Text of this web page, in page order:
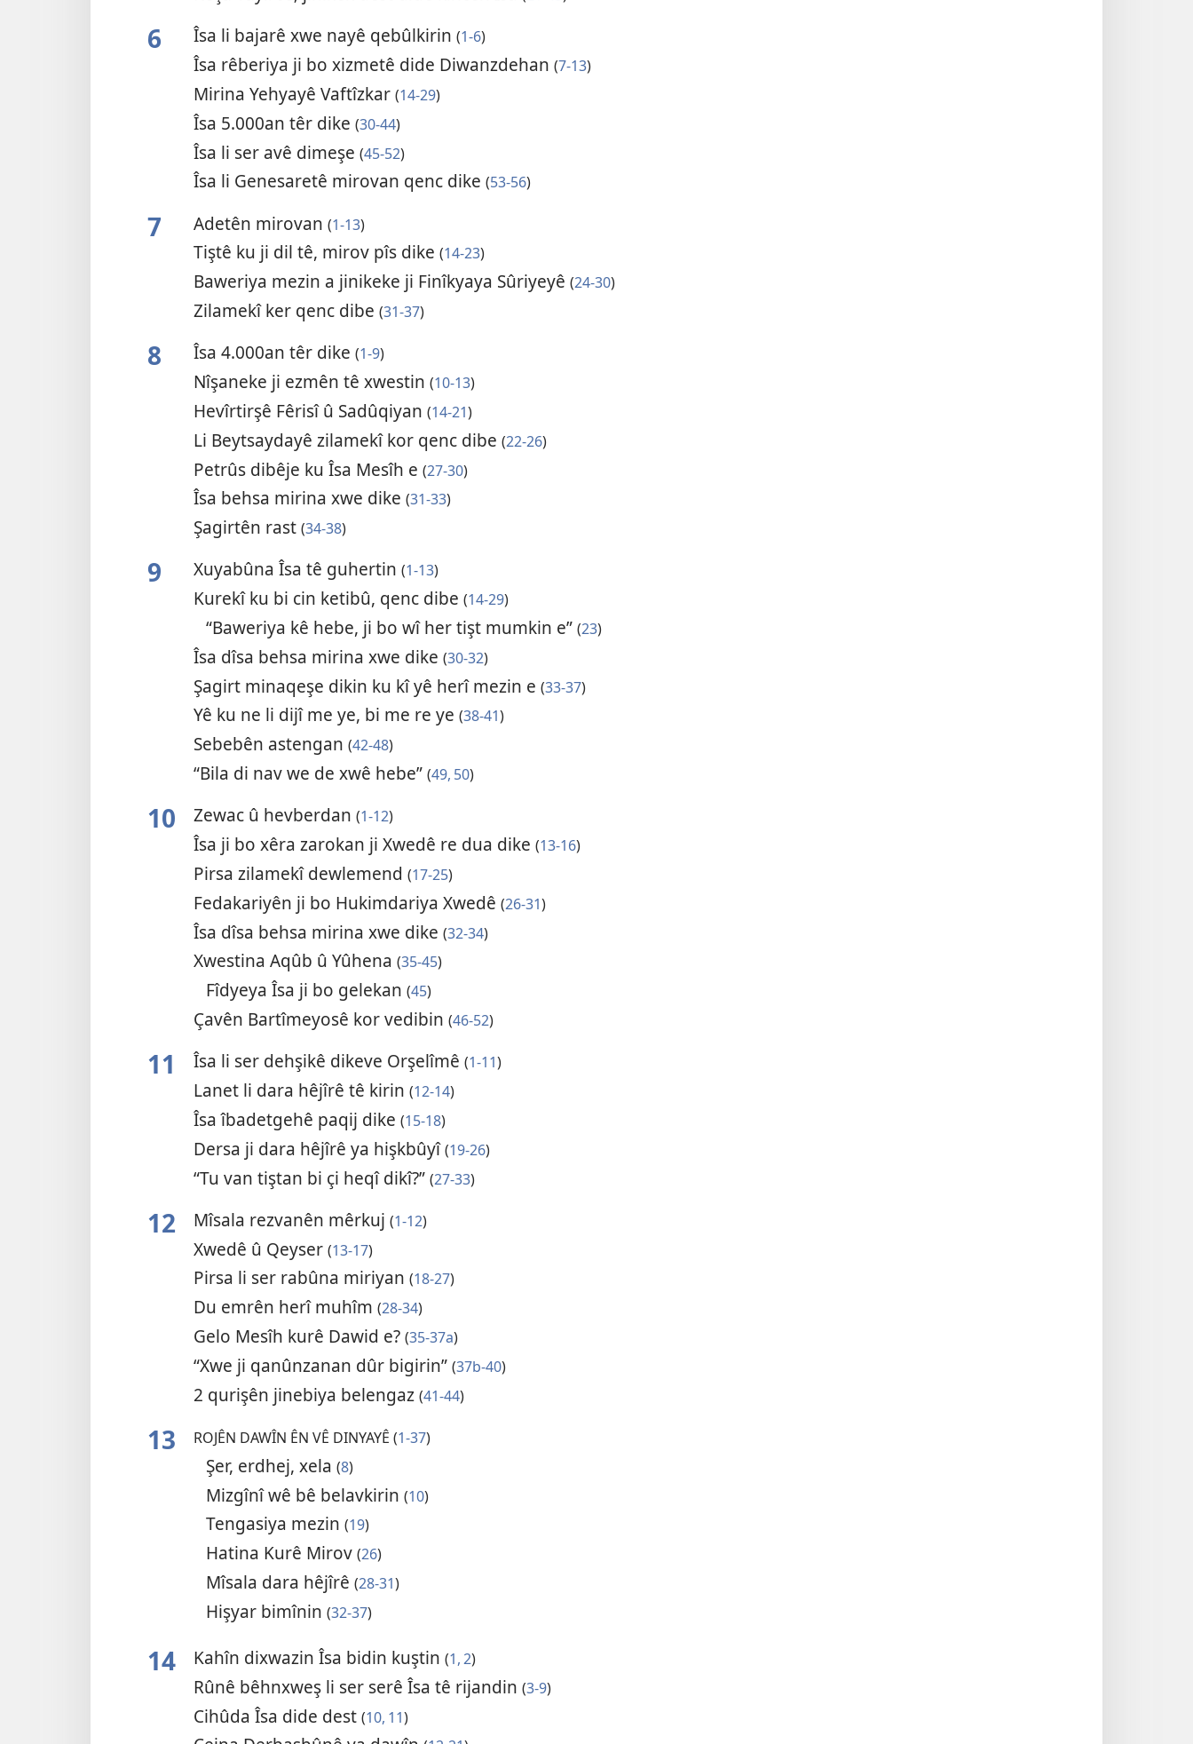
6 Îsa li bajarê xwe nayê qebûlkirin (1-6)
Îsa rêberiya ji bo xizmetê dide Diwanzdehan (7-13)
Mirina Yehyayê Vaftîzkar (14-29)
Îsa 5.000an têr dike (30-44)
Îsa li ser avê dimeşe (45-52)
Îsa li Genesaretê mirovan qenc dike (53-56)
7 Adetên mirovan (1-13)
Tiştê ku ji dil tê, mirov pîs dike (14-23)
Baweriya mezin a jinikeke ji Finîkyaya Sûriyeyê (24-30)
Zilamekî ker qenc dibe (31-37)
8 Îsa 4.000an têr dike (1-9)
Nîşaneke ji ezmên tê xwestin (10-13)
Hevîrtirşê Fêrisî û Sadûqiyan (14-21)
Li Beytsaydayê zilamekî kor qenc dibe (22-26)
Petrûs dibêje ku Îsa Mesîh e (27-30)
Îsa behsa mirina xwe dike (31-33)
Şagirtên rast (34-38)
9 Xuyabûna Îsa tê guhertin (1-13)
Kurekî ku bi cin ketibû, qenc dibe (14-29)
“Baweriya kê hebe, ji bo wî her tişt mumkin e”(23)
Îsa dîsa behsa mirina xwe dike (30-32)
Şagirt minaqeşe dikin ku kî yê herî mezin e (33-37)
Yê ku ne li dijî me ye, bi me re ye (38-41)
Sebebên astengan (42-48)
“Bila di nav we de xwê hebe” (49, 50)
10 Zewac û hevberdan (1-12)
Îsa ji bo xêra zarokan ji Xwedê re dua dike (13-16)
Pirsa zilamekî dewlemend (17-25)
Fedakariyên ji bo Hukimdariya Xwedê (26-31)
Îsa dîsa behsa mirina xwe dike (32-34)
Xwestina Aqûb û Yûhena (35-45)
Fîdyeya Îsa ji bo gelekan(45)
Çavên Bartîmeyosê kor vedibin (46-52)
11 Îsa li ser dehşikê dikeve Orşelîmê (1-11)
Lanet li dara hêjîrê tê kirin (12-14)
Îsa îbadetgehê paqij dike (15-18)
Dersa ji dara hêjîrê ya hişkbûyî(19-26)
“Tu van tiştan bi çi heqî dikî?” (27-33)
12 Mîsala rezvanên mêrkuj (1-12)
Xwedê û Qeyser (13-17)
Pirsa li ser rabûna miriyan (18-27)
Du emrên herî muhîm (28-34)
Gelo Mesîh kurê Dawid e? (35-37a)
“Xwe ji qanûnzanan dûr bigirin” (37b-40)
2 qurişên jinebiya belengaz (41-44)
13 ROJÊN DAWÎN ÊN VÊ DINYAYÊ (1-37)
Şer, erdhej, xela(8)
Mizgînî wê bê belavkirin(10)
Tengasiya mezin(19)
Hatina Kurê Mirov(26)
Mîsala dara hêjîrê(28-31)
Hişyar bimînin(32-37)
14 Kahîn dixwazin Îsa bidin kuştin (1, 2)
Rûnê bêhnxweş li ser serê Îsa tê rijandin (3-9)
Cihûda Îsa dide dest (10, 11)